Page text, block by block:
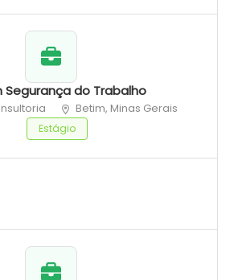
Segurança do Trabalho
Betim, Minas Gerais
Estágio